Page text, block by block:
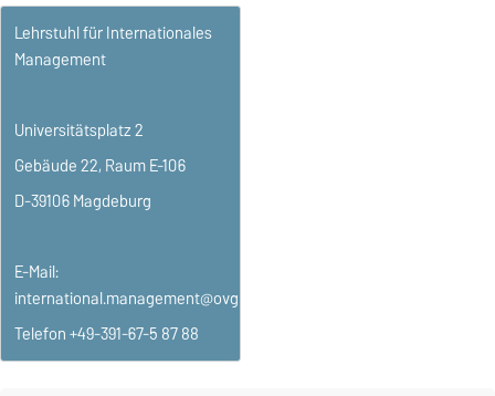
Lehrstuhl für Internationales
Management
Universitätsplatz 2
Gebäude 22, Raum E-106
D-39106 Magdeburg
E-Mail:
international.management@ovgu.de
Telefon +49-391-67-5 87 88